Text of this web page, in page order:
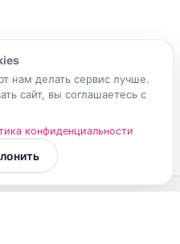
нам делать сервис лучше.
сайт, вы соглашаетесь с
конфиденциальности